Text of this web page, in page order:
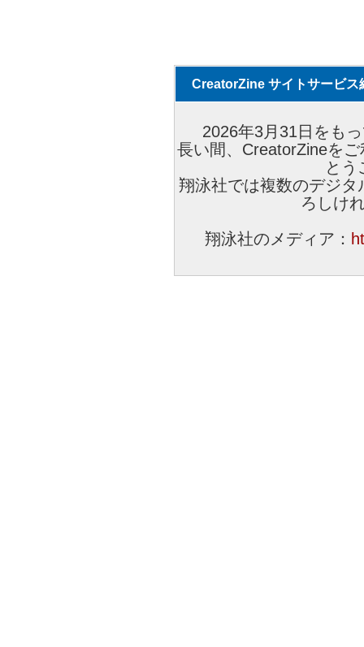
CreatorZine サイトサービス
2026年3月31日をも
長い間、CreatorZineを
とう
翔泳社では複数のデジ
ろしけ
翔泳社のメディア：